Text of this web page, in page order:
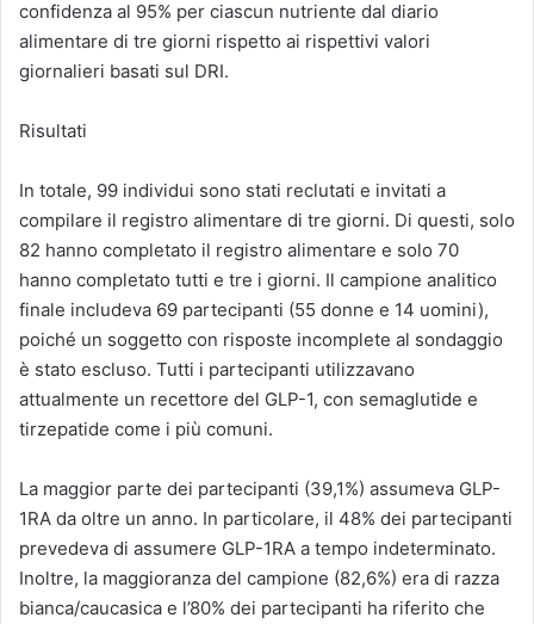
confidenza al 95% per ciascun nutriente dal diario
alimentare di tre giorni rispetto ai rispettivi valori
giornalieri basati sul DRI.
Risultati
In totale, 99 individui sono stati reclutati e invitati a
compilare il registro alimentare di tre giorni. Di questi, solo
82 hanno completato il registro alimentare e solo 70
hanno completato tutti e tre i giorni. Il campione analitico
finale includeva 69 partecipanti (55 donne e 14 uomini),
poiché un soggetto con risposte incomplete al sondaggio
è stato escluso. Tutti i partecipanti utilizzavano
attualmente un recettore del GLP-1, con semaglutide e
tirzepatide come i più comuni.
La maggior parte dei partecipanti (39,1%) assumeva GLP-
1RA da oltre un anno. In particolare, il 48% dei partecipanti
prevedeva di assumere GLP-1RA a tempo indeterminato.
Inoltre, la maggioranza del campione (82,6%) era di razza
bianca/caucasica e l’80% dei partecipanti ha riferito che